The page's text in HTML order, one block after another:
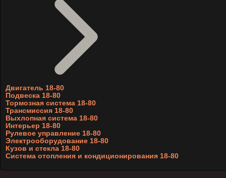
Двигатель 18-80
Подвеска 18-80
Тормозная система 18-80
Трансмиссия 18-80
Выхлопная система 18-80
Интерьер 18-80
Рулевое управление 18-80
Электрооборудование 18-80
Кузов и стекла 18-80
Система отопления и кондиционирования 18-80